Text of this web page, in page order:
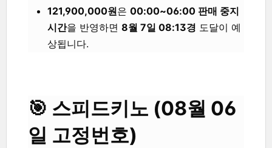
121,900,000원은 00:00~06:00 판매 중지
시간을 반영하면 8월 7일 08:13경 도달이 예
상됩니다.
🎯 스피드키노 (08월 06
일 고정번호)